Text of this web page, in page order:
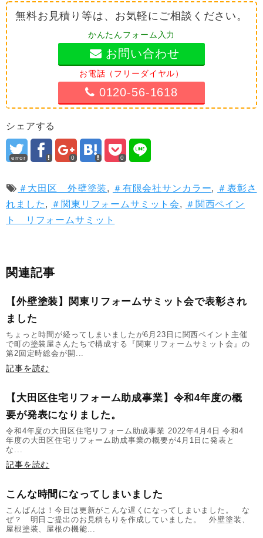
無料お見積り等は、お気軽にご相談ください。
かんたんフォーム入力
お問い合わせ
お電話（フリーダイヤル）
0120-56-1618
シェアする
error 0 0
＃大田区 外壁塗装, ＃有限会社サンカラー, ＃表彰さ
れました, ＃関東リフォームサミット会, ＃関西ペイン
ト リフォームサミット
関連記事
【外壁塗装】関東リフォームサミット会で表彰され
ました
ちょっと時間が経ってしまいましたが6月23日に関西ペイント主催
で町の塗装屋さんたちで構成する『関東リフォームサミット会』の
第2回定時総会が開...
記事を読む
【大田区住宅リフォーム助成事業】令和4年度の概
要が発表になりました。
令和4年度の大田区住宅リフォーム助成事業 2022年4月4日 令和4
年度の大田区住宅リフォーム助成事業の概要が4月1日に発表と
な...
記事を読む
こんな時間になってしまいました
こんばんは！今日は更新がこんな遅くになってしまいました。 な
ぜ？ 明日ご提出のお見積もりを作成していました。 外壁塗装、
屋根塗装、屋根の機能...